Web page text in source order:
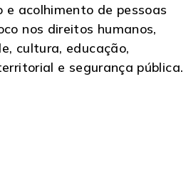
e acolhimento de pessoas
nos direitos humanos,
cultura, educação,
e segurança pública.